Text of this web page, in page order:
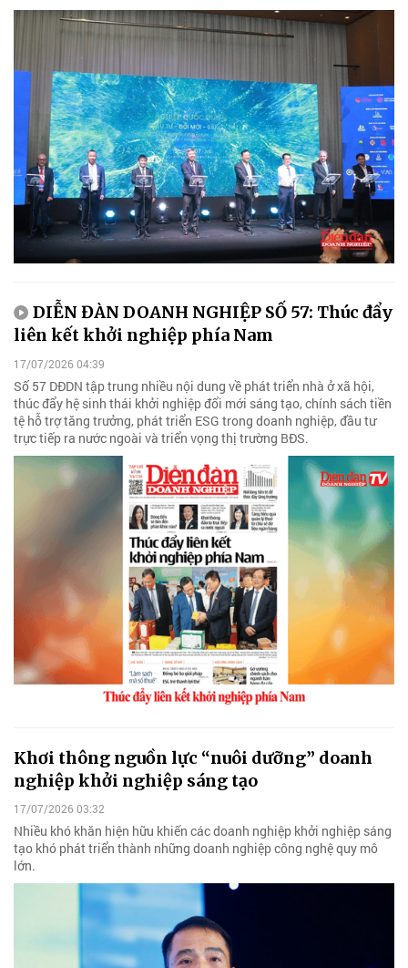
DIỄN ĐÀN DOANH NGHIỆP SỐ 57: Thúc đẩy
liên kết khởi nghiệp phía Nam
17/07/2026 04:39
Số 57 DĐDN tập trung nhiều nội dung về phát triển nhà ở xã hội,
thúc đẩy hệ sinh thái khởi nghiệp đổi mới sáng tạo, chính sách tiền
tệ hỗ trợ tăng trưởng, phát triển ESG trong doanh nghiệp, đầu tư
trực tiếp ra nước ngoài và triển vọng thị trường BĐS.
Khơi thông nguồn lực “nuôi dưỡng” doanh
nghiệp khởi nghiệp sáng tạo
17/07/2026 03:32
Nhiều khó khăn hiện hữu khiến các doanh nghiệp khởi nghiệp sáng
tạo khó phát triển thành những doanh nghiệp công nghệ quy mô
lớn.